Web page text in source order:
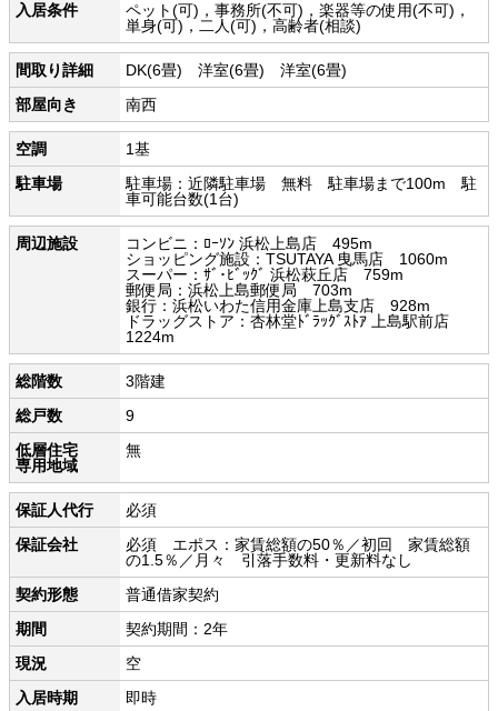
入居条件
ペット(可)，事務所(不可)，楽器等の使用(不可)，
単身(可)，二人(可)，高齢者(相談)
間取り詳細
DK(6畳) 洋室(6畳) 洋室(6畳)
部屋向き
南西
空調
1基
駐車場
駐車場：近隣駐車場 無料 駐車場まで100m 駐
車可能台数(1台)
周辺施設
コンビニ：ﾛｰｿﾝ 浜松上島店 495m
ショッピング施設：TSUTAYA 曳馬店 1060m
スーパー：ｻﾞ･ﾋﾞｯｸﾞ 浜松萩丘店 759m
郵便局：浜松上島郵便局 703m
銀行：浜松いわた信用金庫上島支店 928m
ドラッグストア：杏林堂ﾄﾞﾗｯｸﾞｽﾄｱ 上島駅前店
1224m
総階数
3階建
総戸数
9
低層住宅
専用地域
無
保証人代行
必須
保証会社
必須 エポス：家賃総額の50％／初回 家賃総額
の1.5％／月々 引落手数料・更新料なし
契約形態
普通借家契約
期間
契約期間：2年
現況
空
入居時期
即時